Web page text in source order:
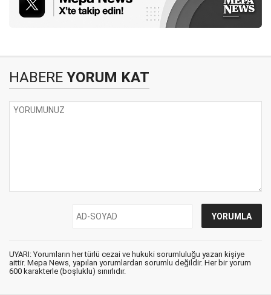
HABERE YORUM KAT
UYARI: Yorumların her türlü cezai ve hukuki sorumluluğu yazan kişiye
aittir. Mepa News, yapılan yorumlardan sorumlu değildir. Her bir yorum
600 karakterle (boşluklu) sınırlıdır.